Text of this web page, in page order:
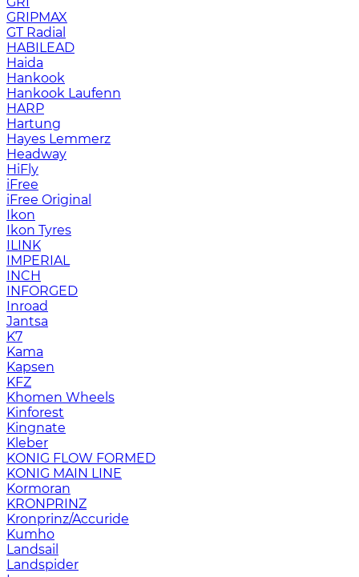
GRIPMAX
GT Radial
HABILEAD
Haida
Hankook
Hankook Laufenn
HARP
Hartung
Hayes Lemmerz
Headway
HiFly
iFree
iFree Original
Ikon
Ikon Tyres
ILINK
IMPERIAL
INCH
INFORGED
Inroad
Jantsa
K7
Kama
Kapsen
KFZ
Khomen Wheels
Kinforest
Kingnate
Kleber
KONIG FLOW FORMED
KONIG MAIN LINE
Kormoran
KRONPRINZ
Kronprinz/Accuride
Kumho
Landsail
Landspider